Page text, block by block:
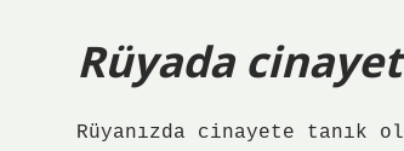
Rüyada
Rüyanızda cinayete tanık